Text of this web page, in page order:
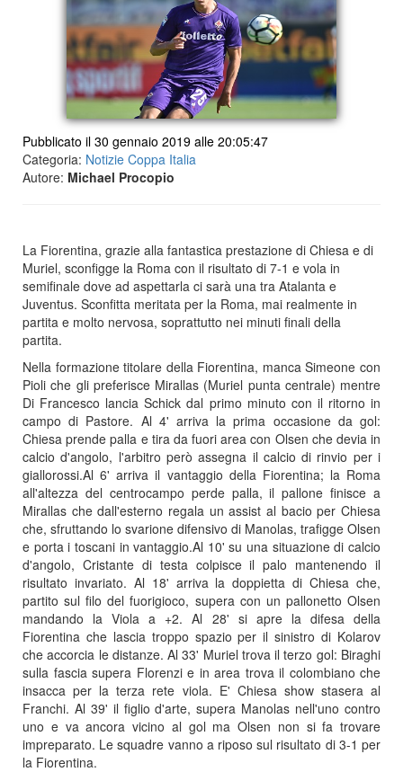
Pubblicato il 30 gennaio 2019 alle 20:05:47
Categoria: Notizie Coppa Italia
Autore: Michael Procopio
La Fiorentina, grazie alla fantastica prestazione di Chiesa e di
Muriel, sconfigge la Roma con il risultato di 7-1 e vola in
semifinale dove ad aspettarla ci sarà una tra Atalanta e
Juventus. Sconfitta meritata per la Roma, mai realmente in
partita e molto nervosa, soprattutto nei minuti finali della
partita.
Nella formazione titolare della Fiorentina, manca Simeone con
Pioli che gli preferisce Mirallas (Muriel punta centrale) mentre
Di Francesco lancia Schick dal primo minuto con il ritorno in
campo di Pastore. Al 4' arriva la prima occasione da gol:
Chiesa prende palla e tira da fuori area con Olsen che devia in
calcio d'angolo, l'arbitro però assegna il calcio di rinvio per i
giallorossi.Al 6' arriva il vantaggio della Fiorentina; la Roma
all'altezza del centrocampo perde palla, il pallone finisce a
Mirallas che dall'esterno regala un assist al bacio per Chiesa
che, sfruttando lo svarione difensivo di Manolas, trafigge Olsen
e porta i toscani in vantaggio.Al 10' su una situazione di calcio
d'angolo, Cristante di testa colpisce il palo mantenendo il
risultato invariato. Al 18' arriva la doppietta di Chiesa che,
partito sul filo del fuorigioco, supera con un pallonetto Olsen
mandando la Viola a +2. Al 28' si apre la difesa della
Fiorentina che lascia troppo spazio per il sinistro di Kolarov
che accorcia le distanze. Al 33' Muriel trova il terzo gol: Biraghi
sulla fascia supera Florenzi e in area trova il colombiano che
insacca per la terza rete viola. E' Chiesa show stasera al
Franchi. Al 39' il figlio d'arte, supera Manolas nell'uno contro
uno e va ancora vicino al gol ma Olsen non si fa trovare
impreparato. Le squadre vanno a riposo sul risultato di 3-1 per
la Fiorentina.